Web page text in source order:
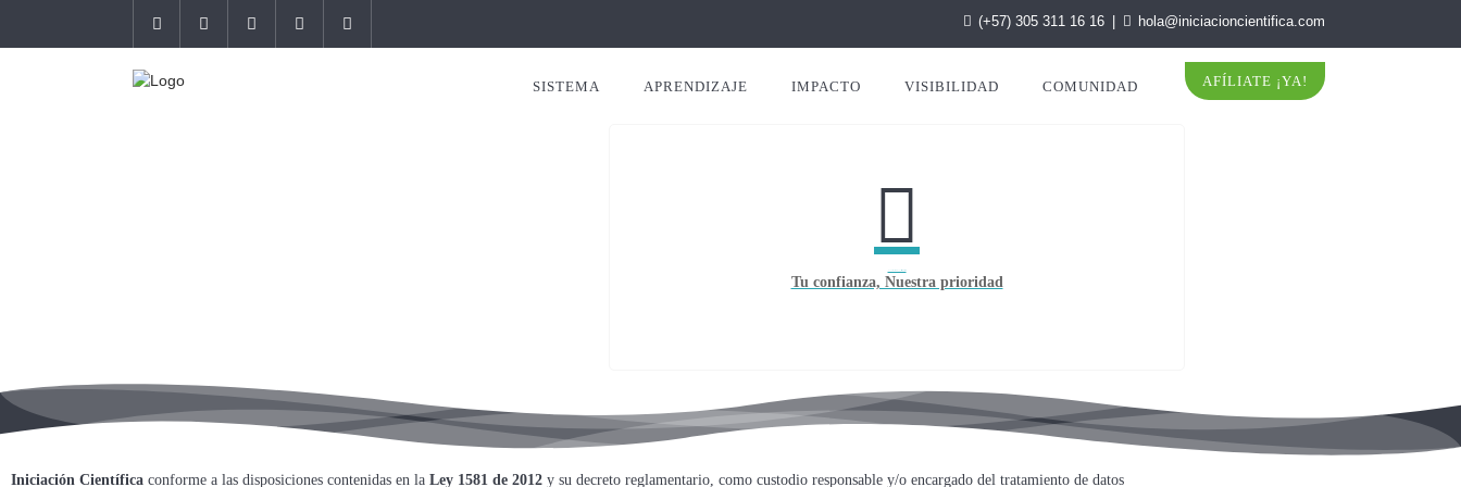
(+57) 305 311 16 16 hola@iniciacioncientifica.com
SISTEMA APRENDIZAJE IMPACTO VISIBILIDAD COMUNIDAD AFÍLIATE ¡YA!
Tu confianza, Nuestra prioridad
Iniciación Científica conforme a las disposiciones contenidas en la Ley 1581 de 2012 y su decreto reglamentario, como custodio responsable y/o encargado del tratamiento de datos